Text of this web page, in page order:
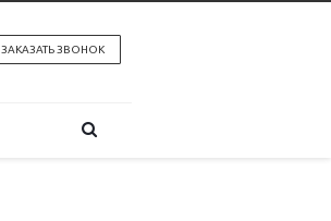
ЗАКАЗАТЬ ЗВОНОК